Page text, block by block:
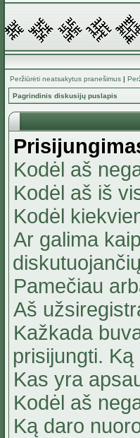
Peržiūrėti neatsakytus pranešimus |
Pagrindinis diskusijų puslapis
Kodėl aš
Kodėl aš iš
Kodėl
Ar galima
Pamečiau
Aš
Kažkada
prisijungti. Ką
Kas yra
Kodėl aš
Ką daro